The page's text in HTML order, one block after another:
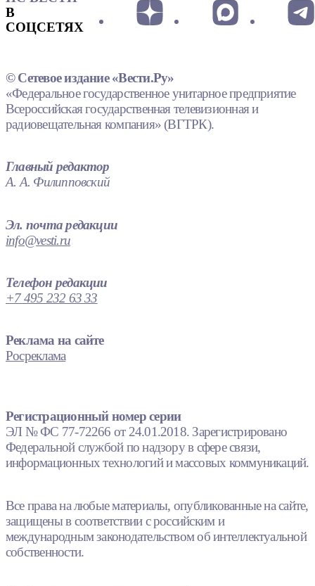
В
СОЦСЕТЯХ
© Сетевое издание «Вести.Ру»
«Федеральное государственное унитарное предприятие
Всероссийская государственная телевизионная и
радиовещательная компания» (ВГТРК).
Главный редактор
А. А. Филипповский
Эл. почта редакции
info@vesti.ru
Телефон редакции
+7 495 232 63 33
Реклама на сайте
Росреклама
Регистрационный номер серии
ЭЛ № ФС 77-72266 от 24.01.2018. Зарегистрировано
Федеральной службой по надзору в сфере связи,
информационных технологий и массовых коммуникаций.
Все права на любые материалы, опубликованные на сайте,
защищены в соответствии с российским и
международным законодательством об интеллектуальной
собственности.